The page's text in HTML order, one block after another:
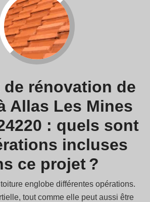
de rénovation de
Allas Les Mines
: quels sont
incluses
ce projet ?
englobe différentes opérations.
tout comme elle peut aussi être